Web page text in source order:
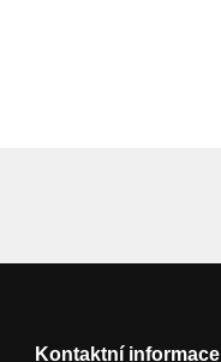
Kontaktní informace